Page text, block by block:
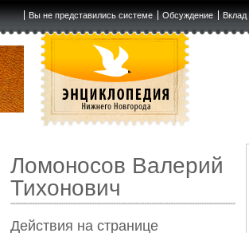
Вы не представились системе Обсуждение Вклад
Ломоносов Валерий
Тихонович
Действия на странице